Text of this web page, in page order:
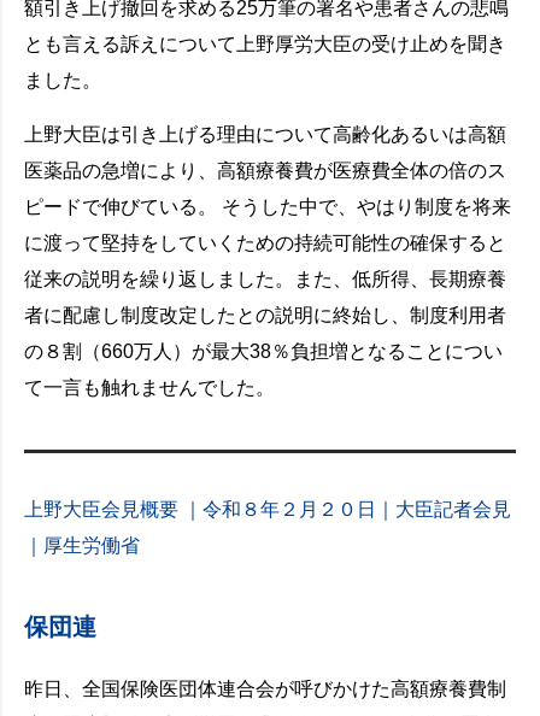
額引き上げ撤回を求める25万筆の署名や患者さんの悲鳴
とも言える訴えについて上野厚労大臣の受け止めを聞き
ました。
上野大臣は引き上げる理由について高齢化あるいは高額
医薬品の急増により、高額療養費が医療費全体の倍のス
ピードで伸びている。 そうした中で、やはり制度を将来
に渡って堅持をしていくための持続可能性の確保すると
従来の説明を繰り返しました。また、低所得、長期療養
者に配慮し制度改定したとの説明に終始し、制度利用者
の８割（660万人）が最大38％負担増となることについ
て一言も触れませんでした。
上野大臣会見概要 ｜令和８年２月２０日｜大臣記者会見
｜厚生労働省
保団連
昨日、全国保険医団体連合会が呼びかけた高額療養費制